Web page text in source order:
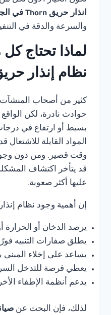
انذار حريق Thorn في الجيزة
والسرعة والدقة في
لماذا تحتاج
نظام إنذار
كثير من أصحاب المنشآت
حوادث نادرة، لكن
بسيط أو ارتفاع في
المواد القابلة
وقت قصير. ومن دون
قد يتأخر اكتشاف
عليها أكثر صعوبة.
إن أهمية وجود نظام
يرصد الدخان أو الحرارة
يطلق صفارات التنبيه
يساعد على إخلاء
يعطي فرصة للتدخل
يدعم أنظمة الإطفاء
لذلك، فإن البحث عن